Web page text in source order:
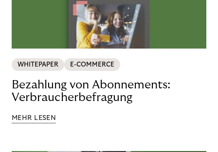
WHITEPAPER E-COMMERCE
Bezahlung von Abonnements:
Verbraucherbefragung
MEHR LESEN